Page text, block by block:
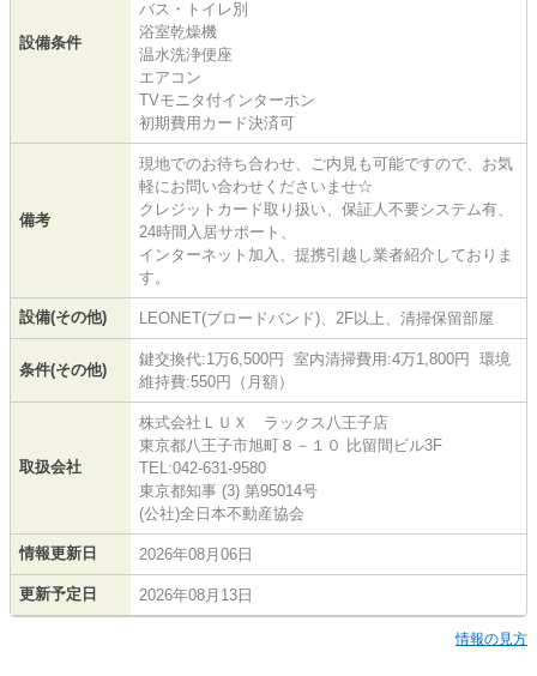
設備条件
バス・トイレ別
浴室乾燥機
温水洗浄便座
エアコン
TVモニタ付インターホン
初期費用カード決済可
備考
現地でのお待ち合わせ、ご内見も可能ですので、お気
軽にお問い合わせくださいませ☆
クレジットカード取り扱い、保証人不要システム有、
24時間入居サポート、
インターネット加入、提携引越し業者紹介しておりま
す。
設備(その他) LEONET(ブロードバンド)、2F以上、清掃保留部屋
条件(その他)
鍵交換代:1万6,500円 室内清掃費用:4万1,800円 環境
維持費:550円（月額）
取扱会社
株式会社ＬＵＸ ラックス八王子店
東京都八王子市旭町８－１０ 比留間ビル3F
TEL:042-631-9580
東京都知事 (3) 第95014号
(公社)全日本不動産協会
情報更新日 2026年08月06日
更新予定日 2026年08月13日
情報の見方